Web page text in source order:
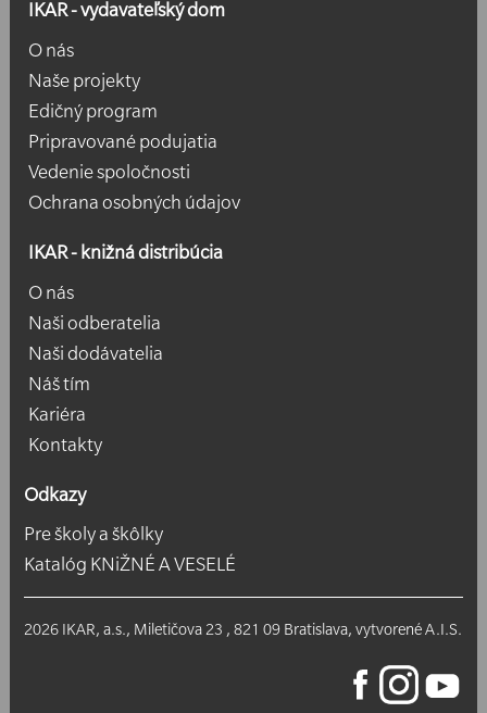
IKAR - vydavateľský dom
O nás
Naše projekty
Edičný program
Pripravované podujatia
Vedenie spoločnosti
Ochrana osobných údajov
IKAR - knižná distribúcia
O nás
Naši odberatelia
Naši dodávatelia
Náš tím
Kariéra
Kontakty
Odkazy
Pre školy a škôlky
Katalóg KNiŽNÉ A VESELÉ
2026 IKAR, a.s., Miletičova 23 , 821 09 Bratislava, vytvorenéA.I.S.